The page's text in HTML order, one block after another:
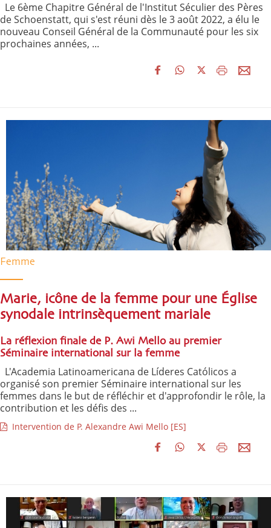
Le 6ème Chapitre Général de l'Institut Séculier des Pères
de Schoenstatt, qui s'est réuni dès le 3 août 2022, a élu le
nouveau Conseil Général de la Communauté pour les six
prochaines années, ...
Femme
Marie, icône de la femme pour une Église
synodale intrinsèquement mariale
La réflexion finale de P. Awi Mello au premier
Séminaire international sur la femme
L'Academia Latinoamericana de Líderes Católicos a
organisé son premier Séminaire international sur les
femmes dans le but de réfléchir et d'approfondir le rôle, la
contribution et les défis des ...
Intervention de P. Alexandre Awi Mello [ES]